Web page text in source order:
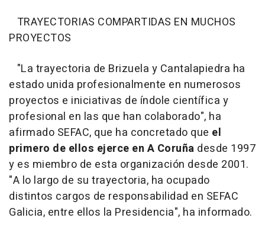
TRAYECTORIAS COMPARTIDAS EN MUCHOS
PROYECTOS
"La trayectoria de Brizuela y Cantalapiedra ha
estado unida profesionalmente en numerosos
proyectos e iniciativas de índole científica y
profesional en las que han colaborado", ha
afirmado SEFAC, que ha concretado que el
primero de ellos ejerce en A Coruña desde 1997
y es miembro de esta organización desde 2001.
"A lo largo de su trayectoria, ha ocupado
distintos cargos de responsabilidad en SEFAC
Galicia, entre ellos la Presidencia", ha informado.